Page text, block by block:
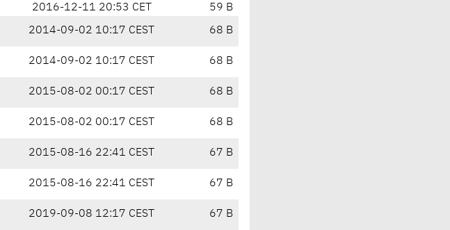
2016-12-11 20:53 CET
59 B
2014-09-02 10:17 CEST 68 B
2014-09-02 10:17 CEST 68 B
2015-08-02 00:17 CEST 68 B
2015-08-02 00:17 CEST 68 B
2015-08-16 22:41 CEST 67 B
2015-08-16 22:41 CEST 67 B
2019-09-08 12:17 CEST 67 B